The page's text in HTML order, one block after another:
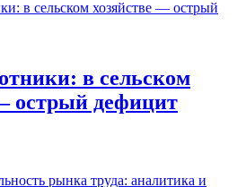
в сельском
острый дефицит